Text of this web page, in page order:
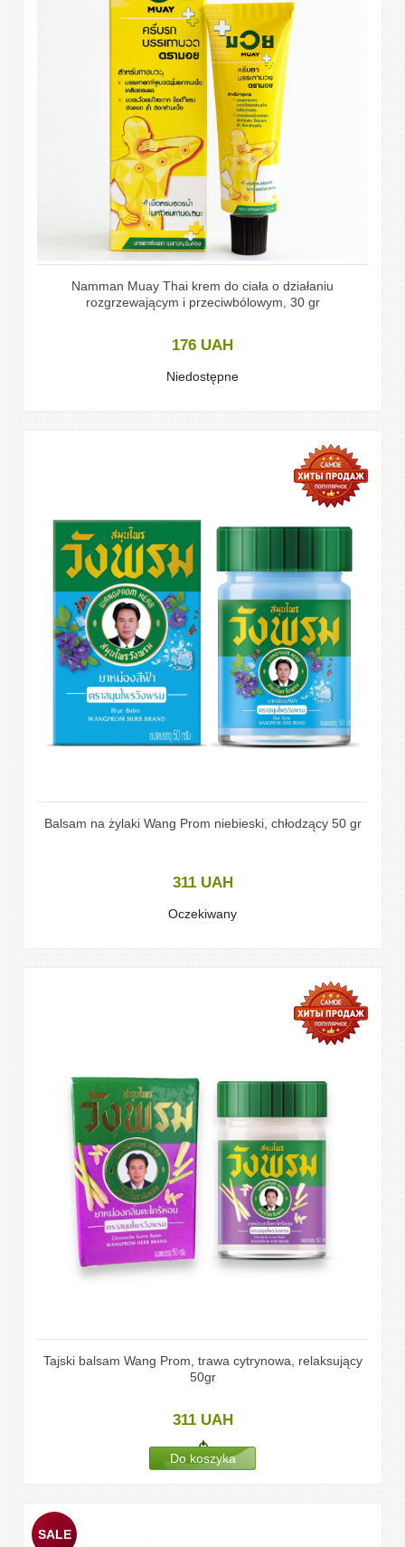
Namman Muay Thai krem do ciała o działaniu
rozgrzewającym i przeciwbólowym, 30 gr
176 UAH
Niedostępne
Balsam na żylaki Wang Prom niebieski, chłodzący 50 gr
311 UAH
Oczekiwany
Tajski balsam Wang Prom, trawa cytrynowa, relaksujący
50gr
311 UAH